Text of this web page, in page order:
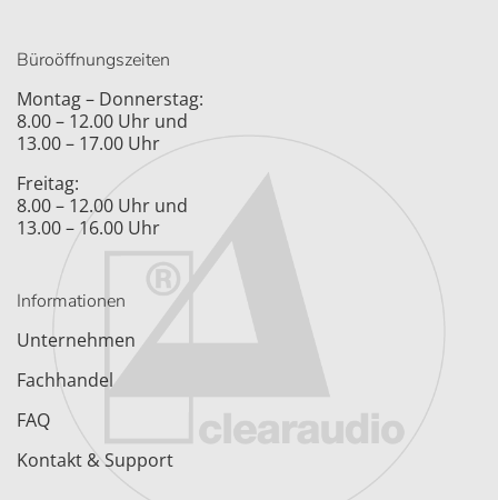
Büroöffnungszeiten
Montag – Donnerstag:
8.00 – 12.00 Uhr und
13.00 – 17.00 Uhr
Freitag:
8.00 – 12.00 Uhr und
13.00 – 16.00 Uhr
Informationen
Unternehmen
Fachhandel
FAQ
Kontakt & Support